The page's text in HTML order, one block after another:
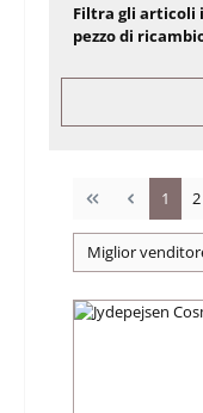
Filtra gli articoli
pezzo di
Pagina
1 2